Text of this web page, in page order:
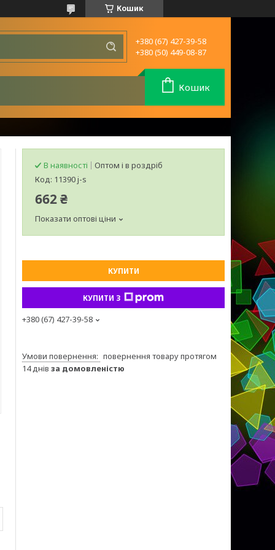
Кошик
+380 (67) 427-39-58
+380 (50) 449-08-87
Кошик
В наявності
Оптом і в роздріб
Код: 11390 j-s
662 ₴
Показати оптові ціни
КУПИТИ
КУПИТИ З
+380 (67) 427-39-58
повернення товару протягом
14 днів за домовленістю